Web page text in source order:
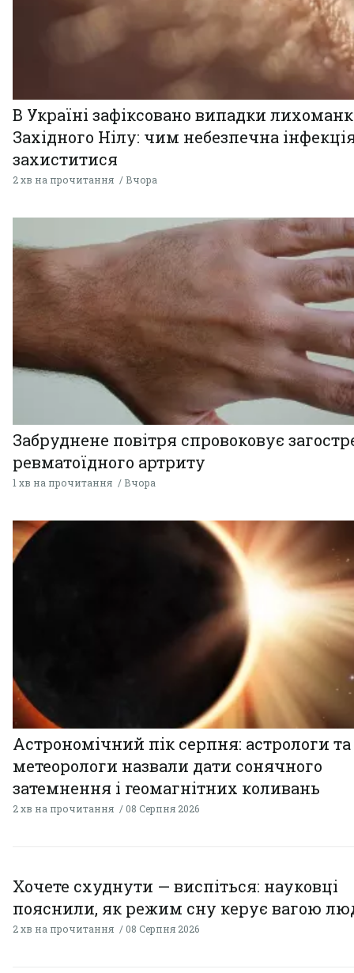
В Україні зафіксовано випадки
Західного Нілу: чим небезпечна
захиститися
2 хв на прочитання Вчора
Забруднене повітря спровоковує
ревматоїдного артриту
1 хв на прочитання Вчора
Астрономічний пік серпня: астрологи та
метеорологи назвали дати сонячного
затемнення і геомагнітних коливань
2 хв на прочитання 08 Серпня 2026
Хочете схуднути — виспіться: науковці
пояснили, як режим сну керує вагою
2 хв на прочитання 08 Серпня 2026